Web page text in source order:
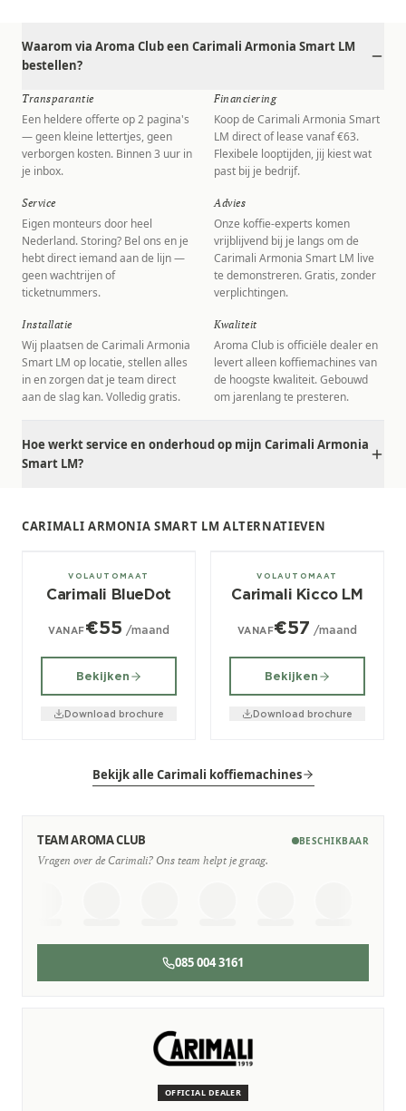
Waarom via Aroma Club een Carimali Armonia Smart LM
bestellen?
Transparantie
Een heldere offerte op 2 pagina's
— geen kleine lettertjes, geen
verborgen kosten. Binnen 3 uur in
je inbox.
Financiering
Koop de Carimali Armonia Smart
LM direct of lease vanaf €63.
Flexibele looptijden, jij kiest wat
past bij je bedrijf.
Service
Eigen monteurs door heel
Nederland. Storing? Bel ons en je
hebt direct iemand aan de lijn —
geen wachtrijen of
ticketnummers.
Advies
Onze koffie-experts komen
vrijblijvend bij je langs om de
Carimali Armonia Smart LM live
te demonstreren. Gratis, zonder
verplichtingen.
Installatie
Wij plaatsen de Carimali Armonia
Smart LM op locatie, stellen alles
in en zorgen dat je team direct
aan de slag kan. Volledig gratis.
Kwaliteit
Aroma Club is officiële dealer en
levert alleen koffiemachines van
de hoogste kwaliteit. Gebouwd
om jarenlang te presteren.
Hoe werkt service en onderhoud op mijn Carimali Armonia
Smart LM?
CARIMALI ARMONIA SMART LM ALTERNATIEVEN
± 80/dag
VOLAUTOMAAT
Carimali BlueDot
VANAF€55 /maand
Bekijken
Download brochure
± 60/dag
VOLAUTOMAAT
Carimali Kicco LM
VANAF€57 /maand
Bekijken
Download brochure
Bekijk alle Carimali koffiemachines
TEAM AROMA CLUB BESCHIKBAAR
Vragen over de Carimali? Ons team helpt je graag.
085 004 3161
OFFICIAL DEALER
Wij staan voor je klaar
Deskundige monteurs die verstand hebben van Carimali
Persoonlijk, snel en zonder gedoe.